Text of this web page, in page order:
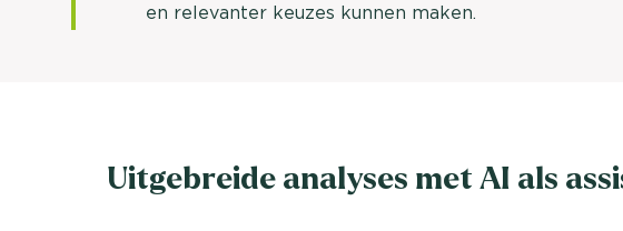
en relevanter keuzes kunnen maken.
Uitgebreide analyses met AI als